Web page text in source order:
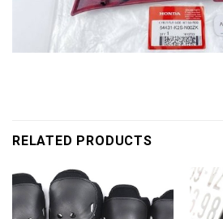
RELATED PRODUCTS